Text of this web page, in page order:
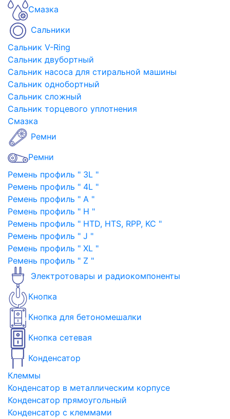
Смазка
Сальники
Сальник V-Ring
Сальник двубортный
Сальник насоса для стиральной машины
Сальник однобортный
Сальник сложный
Сальник торцевого уплотнения
Смазка
Ремни
Ремни
Ремень профиль " 3L "
Ремень профиль " 4L "
Ремень профиль " A "
Ремень профиль " H "
Ремень профиль " HTD, HTS, RPP, KC "
Ремень профиль " J "
Ремень профиль " XL "
Ремень профиль " Z "
Электротовары и радиокомпоненты
Кнопка
Кнопка для бетономешалки
Кнопка сетевая
Конденсатор
Клеммы
Конденсатор в металлическим корпусе
Конденсатор прямоугольный
Конденсатор с клеммами